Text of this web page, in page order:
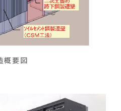
概要図